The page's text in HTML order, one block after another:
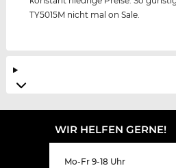
TY5015M nicht mal on Sale.
WIR HELFEN GERNE!
Mo-Fr 9-18 Uhr